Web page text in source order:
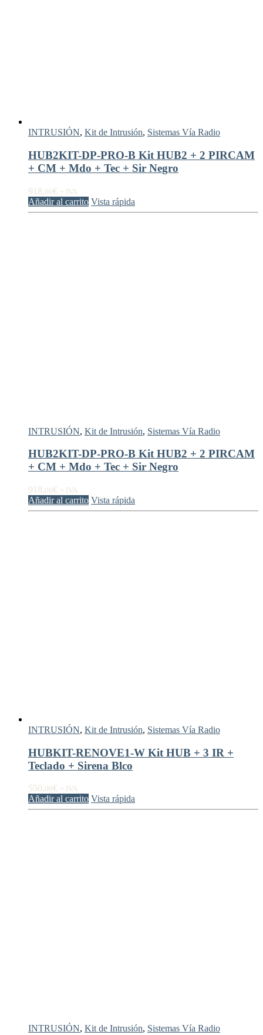
INTRUSIÓN, Kit de Intrusión, Sistemas Vía Radio
HUB2KIT-DP-PRO-B Kit HUB2 + 2 PIRCAM
+ CM + Mdo + Tec + Sir Negro
918,00€ + IVA
Añadir al carrito Vista rápida
INTRUSIÓN, Kit de Intrusión, Sistemas Vía Radio
HUB2KIT-DP-PRO-B Kit HUB2 + 2 PIRCAM
+ CM + Mdo + Tec + Sir Negro
918,00€ + IVA
Añadir al carrito Vista rápida
INTRUSIÓN, Kit de Intrusión, Sistemas Vía Radio
HUBKIT-RENOVE1-W Kit HUB + 3 IR +
Teclado + Sirena Blco
550,00€ + IVA
Añadir al carrito Vista rápida
INTRUSIÓN, Kit de Intrusión, Sistemas Vía Radio